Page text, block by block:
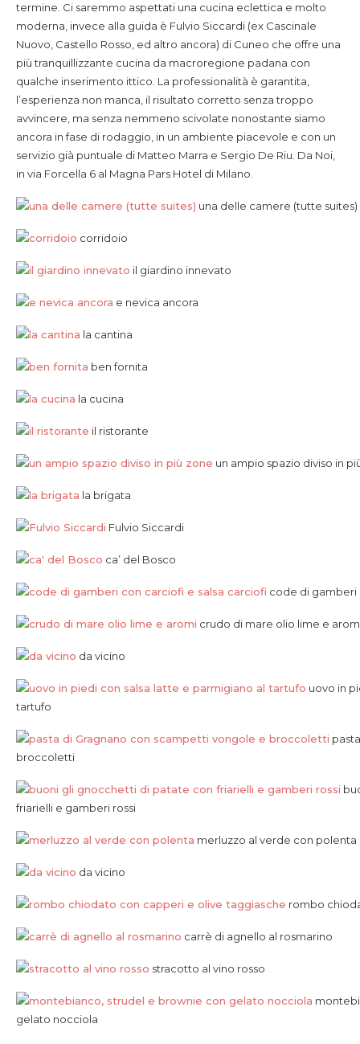
termine. Ci saremmo aspettati una cucina eclettica e molto
moderna, invece alla guida è Fulvio Siccardi (ex Cascinale
Nuovo, Castello Rosso, ed altro ancora) di Cuneo che offre una
più tranquillizzante cucina da macroregione padana con
qualche inserimento ittico. La professionalità è garantita,
l’esperienza non manca, il risultato corretto senza troppo
avvincere, ma senza nemmeno scivolate nonostante siamo
ancora in fase di rodaggio, in un ambiente piacevole e con un
servizio già puntuale di Matteo Marra e Sergio De Riu. Da Noi,
in via Forcella 6 al Magna Pars Hotel di Milano.
una delle camere (tutte suites)
corridoio
il giardino innevato
e nevica ancora
la cantina
ben fornita
la cucina
il ristorante
un ampio spazio diviso in
la brigata
Fulvio Siccardi
ca’ del Bosco
code di gamberi
crudo di mare olio lime e
da vicino
uovo in
tartufo
broccoletti
friarielli e gamberi rossi
merluzzo al verde con polenta
da vicino
rombo
carrè di agnello al rosmarino
stracotto al vino rosso
gelato nocciola